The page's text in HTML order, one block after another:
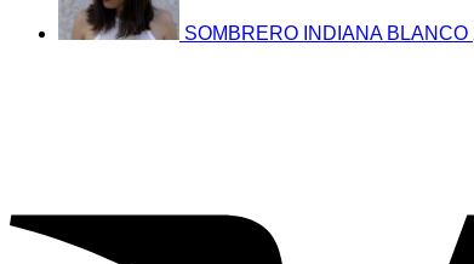
SOMBRERO INDIANA BLANCO